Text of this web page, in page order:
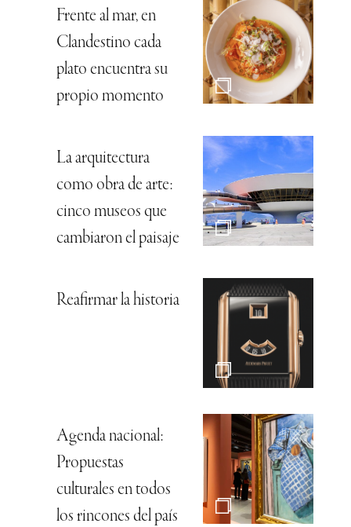
Frente al mar, en
Clandestino cada
plato encuentra su
propio momento
La arquitectura
como obra de arte:
cinco museos que
cambiaron el paisaje
Reafirmar la historia
Agenda nacional:
Propuestas
culturales en todos
los rincones del país